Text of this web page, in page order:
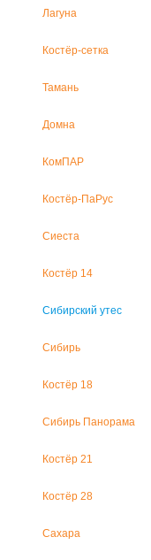
Лагуна
Костёр-сетка
Тамань
Домна
КомПАР
Костёр-ПаРус
Сиеста
Костёр 14
Сибирский утес
Сибирь
Костёр 18
Сибирь Панорама
Костёр 21
Костёр 28
Сахара